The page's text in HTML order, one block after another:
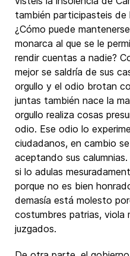
también participasteis de
¿Cómo puede
monarca al que se le
rendir cuentas a nadie?
mejor se saldría de sus
orgullo y el odio brotan
juntas también nace la
orgullo realiza cosas
odio. Ese odio lo
ciudadanos, en cambio
aceptando sus
si lo adulas
porque no es bien
demasía está molesto
costumbres patrias, viola
juzgados.